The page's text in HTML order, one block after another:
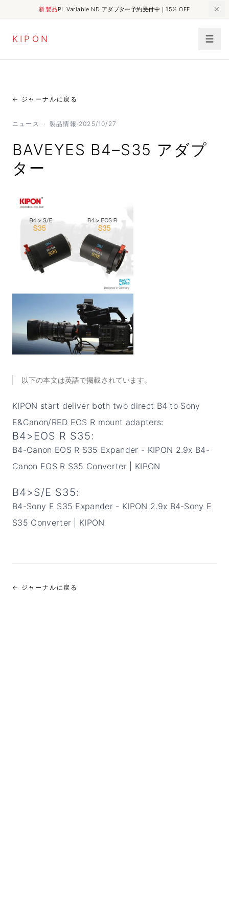
新製品PL Variable ND アダプター予約受付中｜15% OFF
K I P O N
← ジャーナルに戻る
ニュース · 製品情報 · 2025/10/27
BAVEYES B4–S35 アダプ
ター
以下の本文は英語で掲載されています。
KIPON start deliver both two direct B4 to Sony
E&Canon/RED EOS R mount adapters:
B4>EOS R S35:
B4-Canon EOS R S35 Expander - KIPON 2.9x B4-
Canon EOS R S35 Converter | KIPON
B4>S/E S35:
B4-Sony E S35 Expander - KIPON 2.9x B4-Sony E
S35 Converter | KIPON
← ジャーナルに戻る